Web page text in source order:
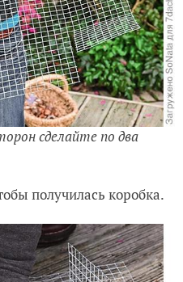
сделайте по два
получилась коробка.